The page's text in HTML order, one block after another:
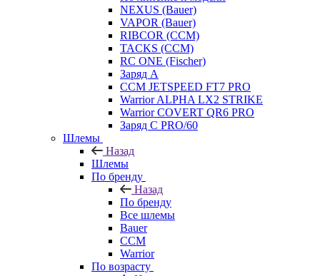
NEXUS (Bauer)
VAPOR (Bauer)
RIBCOR (CCM)
TACKS (CCM)
RC ONE (Fischer)
Заряд А
CCM JETSPEED FT7 PRO
Warrior ALPHA LX2 STRIKE
Warrior COVERT QR6 PRO
Заряд С PRO/60
Шлемы
Назад
Шлемы
По бренду
Назад
По бренду
Все шлемы
Bauer
CCM
Warrior
По возрасту